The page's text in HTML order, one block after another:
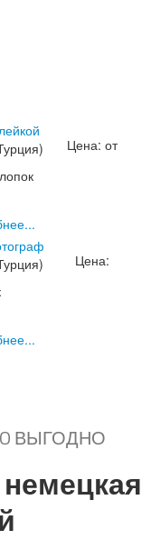
Цена: от
1590р.
Цена:
2190р.
ВЫГОДНО